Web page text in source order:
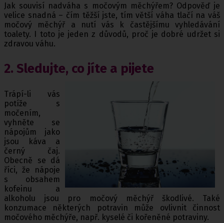
Jak souvisí nadváha s močovým měchýřem? Odpověď je
velice snadná – čím těžší jste, tím větší váha tlačí na váš
močový měchýř a nutí vás k častějšímu vyhledávání
toalety. I toto je jeden z důvodů, proč je dobré udržet si
zdravou váhu.
2. Sledujte, co jíte a pijete
Trápí-li vás
potíže s
močením,
vyhněte se
nápojům jako
jsou káva a
černý čaj.
Obecně se dá
říci, že nápoje
s obsahem
kofeinu a
alkoholu jsou pro močový měchýř škodlivé. Také
konzumace některých potravin může ovlivnit činnost
močového měchýře, např. kyselé či kořeněné potraviny.